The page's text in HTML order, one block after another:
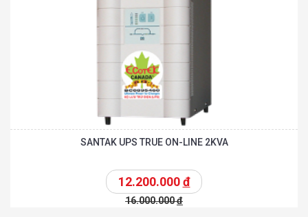
SANTAK UPS TRUE ON-LINE 2KVA
12.200.000đ
16.000.000đ